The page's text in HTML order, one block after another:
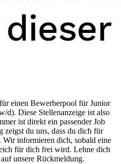
einen Bewerberpool für Junior
d). Diese Stellenanzeige ist also
ist direkt ein passender Job
du uns, dass du dich für
Wir informieren dich, sobald eine
für dich frei wird. Lehne dich
unsere Rückmeldung.